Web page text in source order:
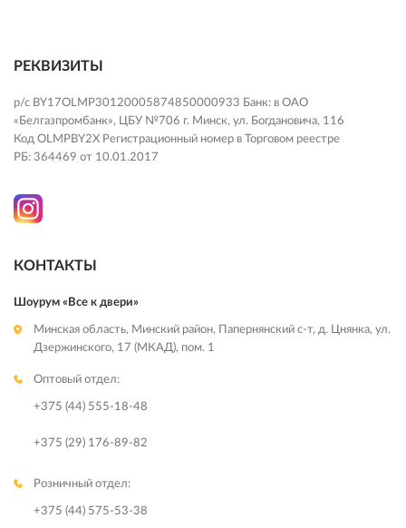
РЕКВИЗИТЫ
р/с BY17OLMP30120005874850000933 Банк: в ОАО
«Белгазпромбанк», ЦБУ №706 г. Минск, ул. Богдановича, 116
Код OLMPBY2X Регистрационный номер в Торговом реестре
РБ: 364469 от 10.01.2017
КОНТАКТЫ
Шоурум «Все к двери»
Минская область, Минский район, Папернянский с-т, д. Цнянка, ул.
Дзержинского, 17 (МКАД), пом. 1
Оптовый отдел:
+375 (44) 555-18-48
+375 (29) 176-89-82
Розничный отдел:
+375 (44) 575-53-38